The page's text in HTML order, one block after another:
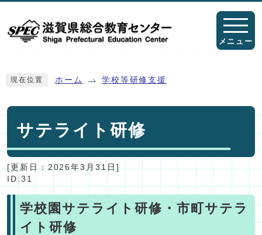
メニュー
現在位置 ホーム 学校等研修支援
サテライト研修
[更新日：2026年3月31日]
ID:31
学校園サテライト研修・市町サテラ
イト研修